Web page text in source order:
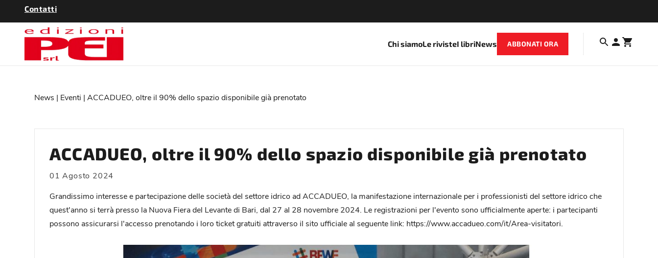
Contatti
Chi siamoLe rivisteI libriNews ABBONATI ORA
News | Eventi | ACCADUEO, oltre il 90% dello spazio disponibile già prenotato
ACCADUEO, oltre il 90% dello spazio disponibile già prenotato
01 Agosto 2024
Grandissimo interesse e partecipazione delle società del settore idrico ad ACCADUEO, la manifestazione internazionale per i professionisti del settore idrico che
quest'anno si terrà presso la Nuova Fiera del Levante di Bari, dal 27 al 28 novembre 2024. Le registrazioni per l'evento sono ufficialmente aperte: i partecipanti
possono assicurarsi l'accesso prenotando i loro ticket gratuiti attraverso il sito ufficiale al seguente link: https://www.accadueo.com/it/Area-visitatori.